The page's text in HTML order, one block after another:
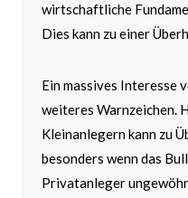
wirtschaftliche
Dies kann zu einer
Ein massives Interesse
weiteres Warnzeichen.
Kleinanlegern kann zu
besonders wenn das
Privatanleger